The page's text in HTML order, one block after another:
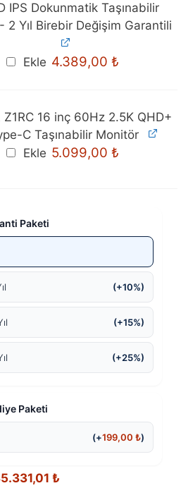
IPS Dokunmatik Taşınabilir
2 Yıl Birebir Değişim Garantili
Ekle 4.389,00 ₺
Z1RC 16 inç 60Hz 2.5K QHD+
C Taşınabilir Monitör
Ekle Orijinal
fiyat:
5.099,00 ₺Mevcut
Paketi
(+10%)
(+15%)
(+25%)
Paketi
(+199,00₺)
₺